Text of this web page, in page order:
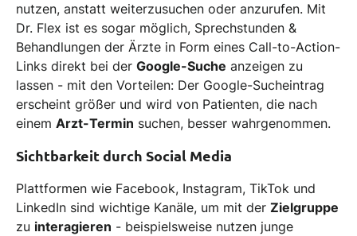
nutzen, anstatt weiterzusuchen oder anzurufen. Mit
Dr. Flex ist es sogar möglich, Sprechstunden &
Behandlungen der Ärzte in Form eines Call-to-Action-
Links direkt bei der Google-Suche anzeigen zu
lassen - mit den Vorteilen: Der Google-Sucheintrag
erscheint größer und wird von Patienten, die nach
einem Arzt-Termin suchen, besser wahrgenommen.
Sichtbarkeit durch Social Media
Plattformen wie Facebook, Instagram, TikTok und
LinkedIn sind wichtige Kanäle, um mit der Zielgruppe
zu interagieren - beispielsweise nutzen junge